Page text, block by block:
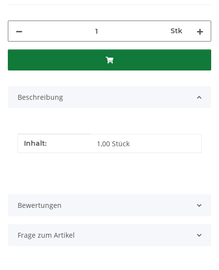
Stk
Beschreibung
Produkteigenschaft
Wert
Inhalt: 1,00 Stück
Bewertungen
Frage zum Artikel